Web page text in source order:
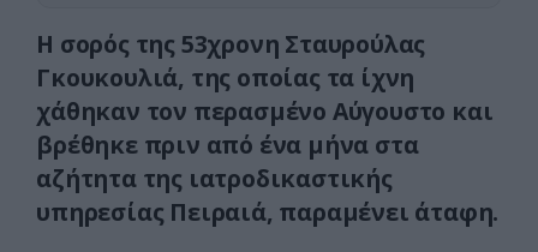
Η σορός της 53χρονη Σταυρούλας
Γκουκουλιά, της οποίας τα ίχνη
χάθηκαν τον περασμένο Αύγουστο και
βρέθηκε πριν από ένα μήνα στα
αζήτητα της ιατροδικαστικής
υπηρεσίας Πειραιά, παραμένει άταφη.